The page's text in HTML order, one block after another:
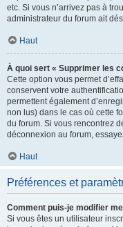
etc. Si vous n’arrivez pas à
administrateur du forum ait
Haut
À quoi sert « Supprimer les
Cette option vous permet
conservent votre
permettent également
non lus) dans le cas où cette
du forum. Si vous rencontrez
déconnexion au forum,
Haut
Préférences et
Comment puis-je modifier
Si vous êtes un utilisateur